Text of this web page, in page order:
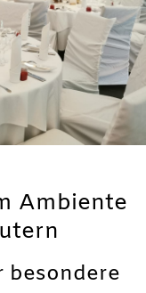
Ambiente
besondere